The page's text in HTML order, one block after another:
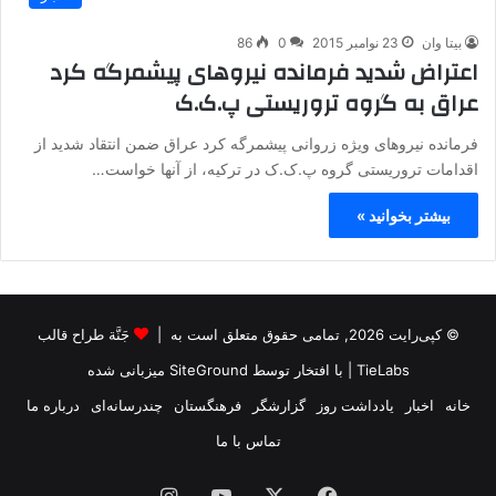
بیتا وان 23 نوامبر 2015 0
86
اعتراض شدید فرمانده نیروهای پیشمرگه کرد
عراق به گروه تروریستی پ.ک.ک
فرمانده نیروهای ویژه زروانی پیشمرگه کرد عراق ضمن انتقاد شدید از
اقدامات تروریستی گروه پ.ک.ک در ترکیه، از آنها خواست…
بیشتر بخوانید »
© کپی‌رایت 2026, تمامی حقوق متعلق است به |
جَنَّة طراح قالب
TieLabs | با افتخار توسط SiteGround میزبانی شده
خانه
اخبار یادداشت روز گزارشگر فرهنگستان چندرسانه‌ای
درباره ما
تماس با ما